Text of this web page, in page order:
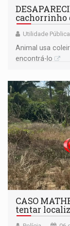
cachorrinho
Utilidade Pública
Animal usa
encontrá-lo
CASO
tentar